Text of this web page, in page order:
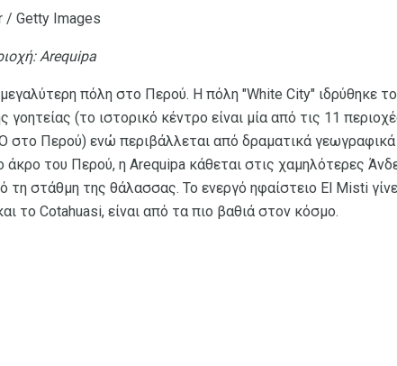
/ Getty Images
Arequipa
πόλη στο Περού. Η πόλη "White City" ιδρύθηκε
γοητείας (το ιστορικό κέντρο είναι μία από τις 11
στο Περού) ενώ περιβάλλεται από δραματικά γεωγραφικά
άκρο του Περού, η Arequipa κάθεται στις χαμηλότερες
στάθμη της θάλασσας. Το ενεργό ηφαίστειο El Misti
το Cotahuasi, είναι από τα πιο βαθιά στον κόσμο.